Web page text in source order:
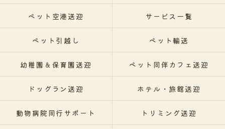
ペット空港送迎 サービス一覧
ペット引越し ペット輸送
幼稚園＆保育園送迎 ペット同伴カフェ送迎
ドッグラン送迎 ホテル・旅館送迎
動物病院同行サポート トリミング送迎